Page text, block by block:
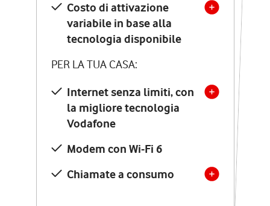
Costo di attivazione
variabile in base alla
tecnologia disponibile
PER LA TUA CASA:
Internet senza limiti, con
la migliore tecnologia
Vodafone
Modem con Wi-Fi 6
Chiamate a consumo
Costo di attivazione
variabile in base alla
tecnologia disponibile
PER LA TUA CASA:
Internet senza limiti, con
la migliore tecnologia
Vodafone
Modem Seven con Wi-Fi 7
Chiamate illimitate verso
numeri fissi e mobili
nazionali